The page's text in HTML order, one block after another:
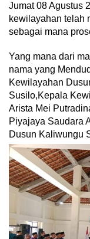
Jumat 08 Agustus
kewilayahan telah
sebagai mana
Yang mana dari
nama yang
Kewilayahan
Susilo,Kepala
Arista Mei
Piyajaya Saudara
Dusun Kaliwungu